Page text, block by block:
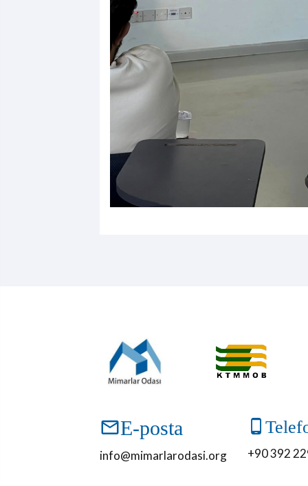
E-posta
info@mimarlarodasi.org +90 392